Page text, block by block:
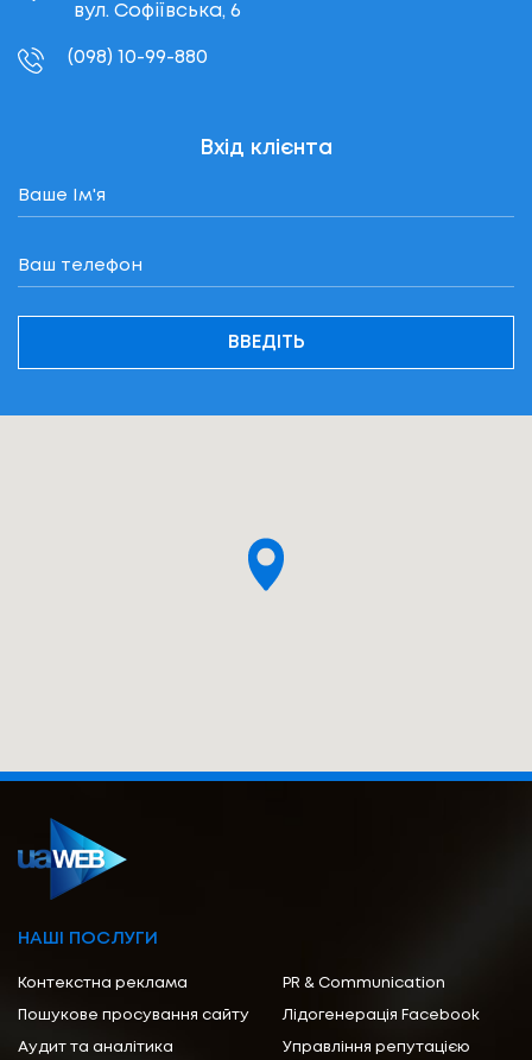
вул. Софіївська, 6
(098) 10-99-880
Вхід клієнта
ВВЕДІТЬ
НАШІ ПОСЛУГИ
Контекстна реклама
Пошукове просування сайту
Аудит та аналітика
PR & Communication
Лідогенерація Facebook
Управління репутацією